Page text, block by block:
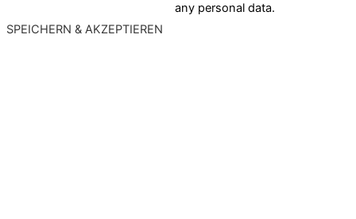
any personal data.
SPEICHERN & AKZEPTIEREN